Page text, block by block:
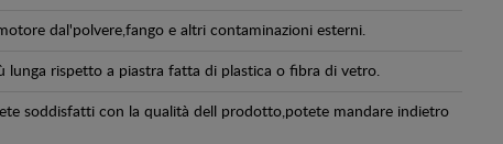
dal'polvere,fango e altri contaminazioni esterni.
lunga rispetto a piastra fatta di plastica o fibra di vetro.
soddisfatti con la qualità dell prodotto,potete mandare indietro